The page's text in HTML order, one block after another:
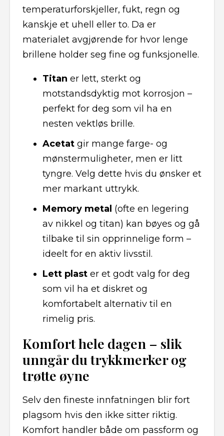
temperaturforskjeller, fukt, regn og
kanskje et uhell eller to. Da er
materialet avgjørende for hvor lenge
brillene holder seg fine og funksjonelle.
Titan er lett, sterkt og
motstandsdyktig mot korrosjon –
perfekt for deg som vil ha en
nesten vektløs brille.
Acetat gir mange farge- og
mønstermuligheter, men er litt
tyngre. Velg dette hvis du ønsker et
mer markant uttrykk.
Memory metal (ofte en legering
av nikkel og titan) kan bøyes og gå
tilbake til sin opprinnelige form –
ideelt for en aktiv livsstil.
Lett plast er et godt valg for deg
som vil ha et diskret og
komfortabelt alternativ til en
rimelig pris.
Komfort hele dagen – slik
unngår du trykkmerker og
trøtte øyne
Selv den fineste innfatningen blir fort
plagsom hvis den ikke sitter riktig.
Komfort handler både om passform og